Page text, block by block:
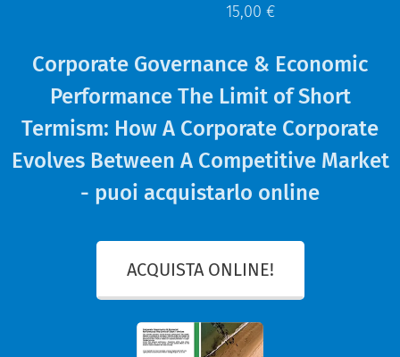
15,00 €
Corporate Governance & Economic
Performance The Limit of Short
Termism: How A Corporate Corporate
Evolves Between A Competitive Market
- puoi acquistarlo online
ACQUISTA ONLINE!